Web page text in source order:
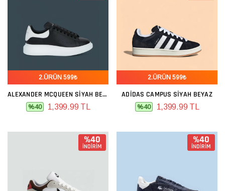
2.ÜRÜN 599₺
ALEXANDER MCQUEEN SIYAH BEYAZ
%40 1,399.99 TL
2.ÜRÜN 599₺
ADIDAS CAMPUS SIYAH BEYAZ
%40 1,399.99 TL
%40
İNDİRİM
%40
İNDİRİM